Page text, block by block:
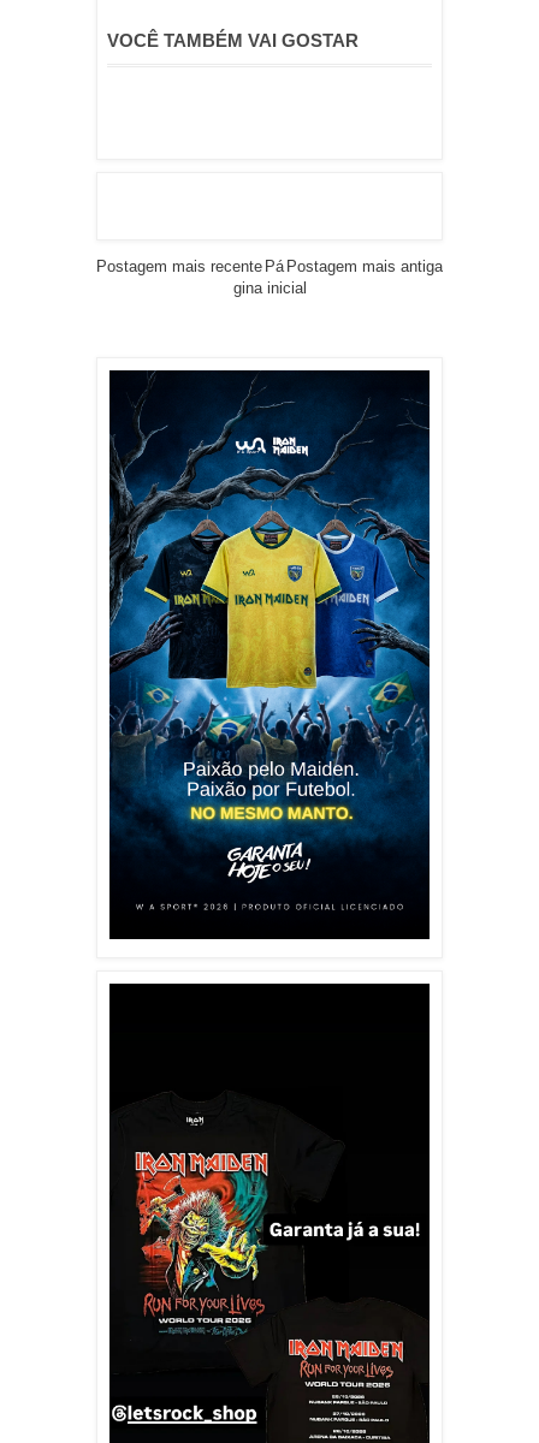
VOCÊ TAMBÉM VAI GOSTAR
Postagem mais recente Postagem mais antiga
Pá
gina inicial